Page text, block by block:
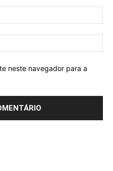
neste navegador para a